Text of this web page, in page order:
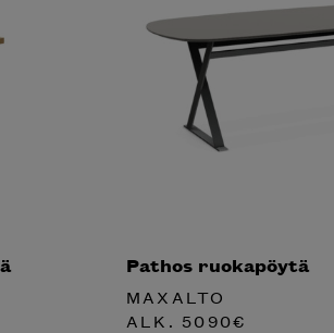
Pathos ruokapöytä
MAXALTO
ALK. 5090€